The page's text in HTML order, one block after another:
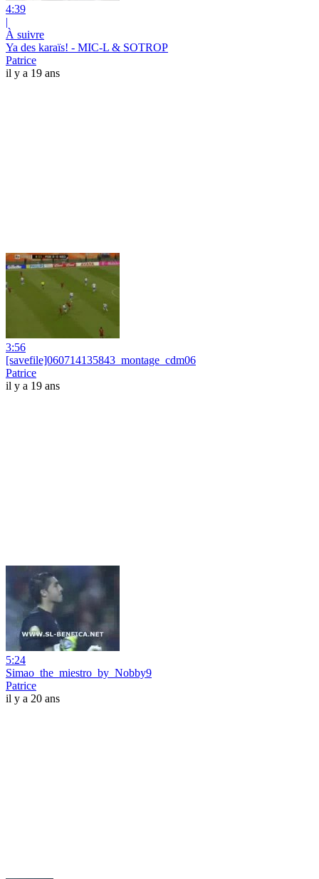
4:39
|
À suivre
Ya des karaïs! - MIC-L & SOTROP
Patrice
il y a 19 ans
3:56
[savefile]060714135843_montage_cdm06
Patrice
il y a 19 ans
5:24
Simao_the_miestro_by_Nobby9
Patrice
il y a 20 ans